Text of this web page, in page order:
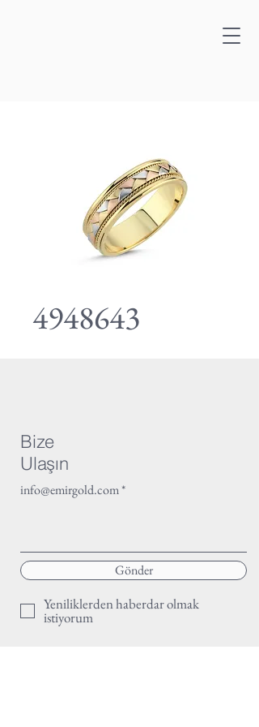
4948643
Bize
Ulaşın
info@emirgold.com
Gönder
Yeniliklerden haberdar olmak
istiyorum